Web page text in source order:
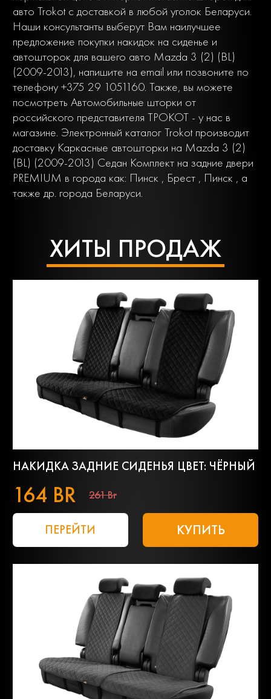
авто Trokot с доставкой в любой уголок Беларуси.
Наши консультанты выберут Вам наилучшее
предложение покупки накидок на сиденье и
автошторок для вашего авто Mazda 3 (2) (BL)
(2009-2013), напишите на email или позвоните по
телефону +375 29 1051160. Также, вы можете
посмотреть Автомобильные шторки от
российского представителя ТРОКОТ - у нас в
магазине. Электронный каталог Trokot производит
доставку Каркасные автошторки на Mazda 3 (2)
(BL) (2009-2013) Седан Комплект на задние двери
PREMIUM в города как: Пинск , Брест , Пинск , а
также др. города Беларуси.
ХИТЫ ПРОДАЖ
НАКИДКА ЗАДНИЕ СИДЕНЬЯ ЦВЕТ: ЧЁРНЫЙ
164 BR 261 Br
ПЕРЕЙТИ КУПИТЬ